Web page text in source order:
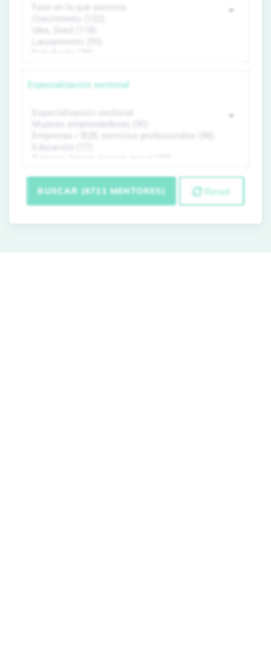
Especialización sectorial
BUSCAR (6711 MENTORES) Reset